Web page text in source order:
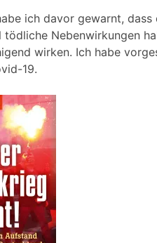
ich davor gewarnt,
Nebenwirkungen
wirken. Ich habe
19.